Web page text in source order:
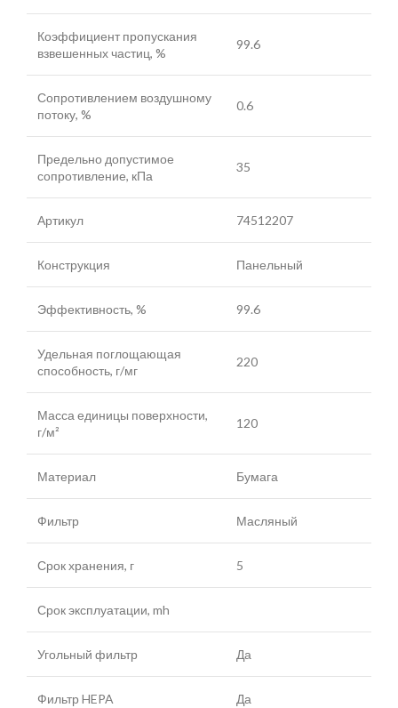
Коэффициент пропускания
взвешенных частиц, %
99.6
Сопротивлением воздушному
потоку, %
0.6
Предельно допустимое
сопротивление, кПа
35
Артикул 74512207
Конструкция Панельный
Эффективность, % 99.6
Удельная поглощающая
способность, г/мг
220
Масса единицы поверхности,
г/м²
120
Материал Бумага
Фильтр Масляный
Срок хранения, г 5
Срок эксплуатации, mh
Угольный фильтр Да
Фильтр HEPA Да